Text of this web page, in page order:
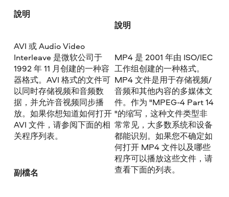
說明
AVI 或 Audio Video
Interleave 是微软公司于
1992 年 11 月创建的一种容
器格式。AVI 格式的文件可
以同时存储视频和音频数
据，并允许音视频同步播
放。如果你想知道如何打开
AVI 文件，请参阅下面的相
关程序列表。
副檔名
說明
MP4 是 2001 年由 ISO/IEC
工作组创建的一种格式。
MP4 文件是用于存储视频/
音频和其他内容的多媒体文
件。作为 "MPEG-4 Part 14
"的缩写，这种文件类型非
常常见，大多数系统和设备
都能识别。如果您不确定如
何打开 MP4 文件以及哪些
程序可以播放这些文件，请
查看下面的列表。